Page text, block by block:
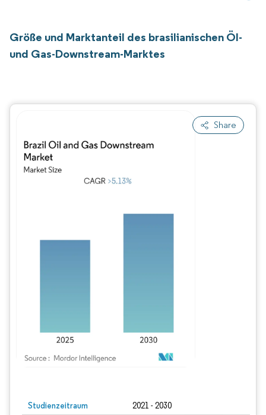
Größe und Marktanteil des brasilianischen Öl-
und Gas-Downstream-Marktes
Share
Studienzeitraum 2021 - 2030